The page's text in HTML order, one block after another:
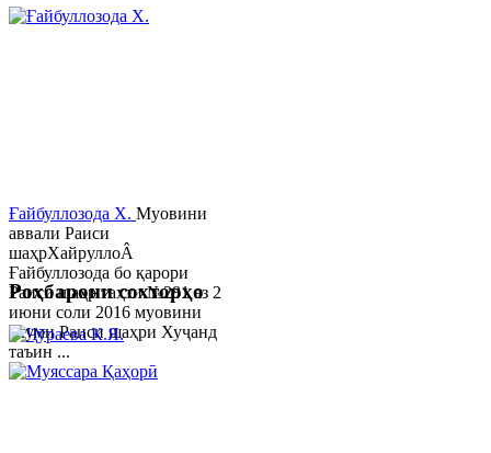
Ғайбуллозода Х. Муовини
аввали Раиси
шаҳрХайруллоÂ
Ғайбуллозода бо қарори
Раиси шаҳр таҳти №281 аз 2
июни соли 2016 муовини
якуми Раиси шаҳри Хуҷанд
таъин ...
Роҳбарони сохторҳо